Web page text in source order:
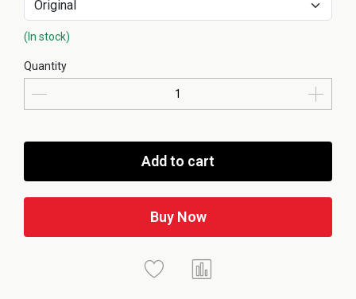
(In stock)
Quantity
Add to cart
Buy Now